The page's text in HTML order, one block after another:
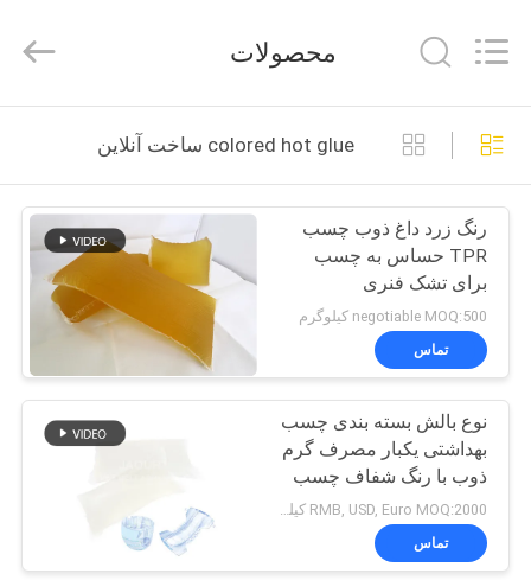
خانه
محصولات
درباره
تور
کارخانه
کنترل
کیفیت
Adhesive
Products
Rights
محصولات
colored hot glue ساخت آنلاین
رنگ زرد داغ ذوب چسب
TPR حساس به چسب
برای تشک فنری
negotiable MOQ:500 کیلوگرم
تماس
نوع بالش بسته بندی چسب
بهداشتی یکبار مصرف گرم
ذوب با رنگ شفاف چسب
حرارتی PSA
تماس